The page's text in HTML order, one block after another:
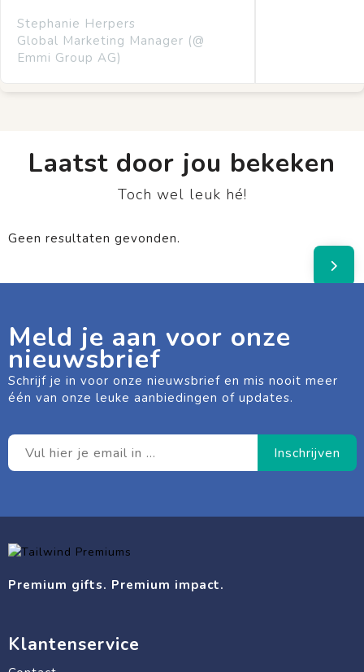
Stephanie Herpers
Global Marketing Manager (@
Emmi Group AG)
Laatst door jou bekeken
Toch wel leuk hé!
Geen resultaten gevonden.
Meld je aan voor onze
nieuwsbrief
Schrijf je in voor onze nieuwsbrief en mis nooit meer
één van onze leuke aanbiedingen of updates.
Premium gifts. Premium impact.
Klantenservice